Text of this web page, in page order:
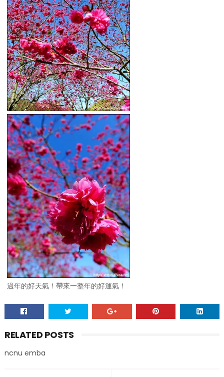
過年的好天氣！帶來一整年的好運氣！
RELATED POSTS
ncnu emba